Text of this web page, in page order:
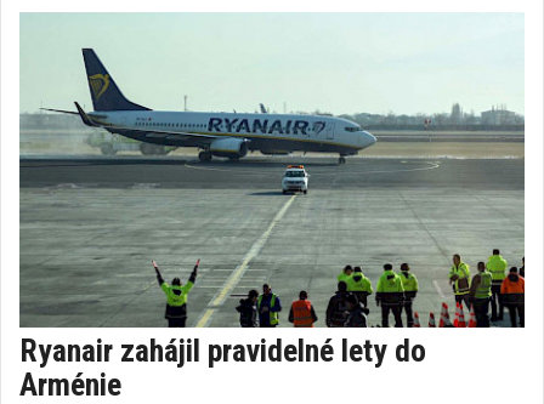
Ryanair zahájil pravidelné lety do
Arménie